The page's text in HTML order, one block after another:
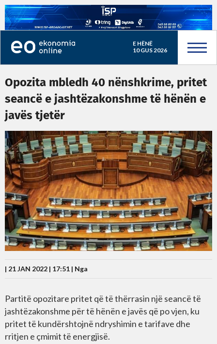
E HËNË
10 GUS 2026
Opozita mbledh 40 nënshkrime, pritet
seancë e jashtëzakonshme të hënën e
javës tjetër
| 21 JAN 2022 | 17:51 | Nga
Partitë opozitare pritet që të thërrasin një seancë të
jashtëzakonshme për të hënën e javës që po vjen, ku
pritet të kundërshtojnë ndryshimin e tarifave dhe
rritjen e çmimit të energjisë.